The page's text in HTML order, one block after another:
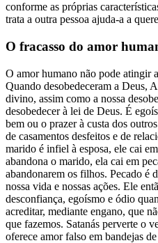
conforme as próprias
trata a outra pessoa ajuda-a a
O fracasso do amor
O amor humano não pode atingir
Quando desobedeceram a Deus,
divino, assim como a nossa
desobedecer à lei de Deus. É
bem ou o prazer à custa dos
de casamentos desfeitos e de
marido é infiel à esposa, ele cai
abandona o marido, ela cai em
abandonarem os filhos. Pecado é
nossa vida e nossas ações. Ele
desconfiança, egoísmo e ódio
acreditar, mediante engano, que
que fazemos. Satanás perverte o
oferece amor falso em bandejas